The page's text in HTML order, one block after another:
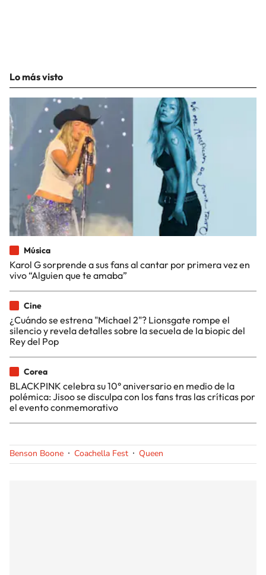
Lo más visto
Música
Karol G sorprende a sus fans al cantar por primera vez en
vivo “Alguien que te amaba”
Cine
¿Cuándo se estrena "Michael 2"? Lionsgate rompe el
silencio y revela detalles sobre la secuela de la biopic del
Rey del Pop
Corea
BLACKPINK celebra su 10° aniversario en medio de la
polémica: Jisoo se disculpa con los fans tras las críticas por
el evento conmemorativo
Benson Boone Coachella Fest Queen